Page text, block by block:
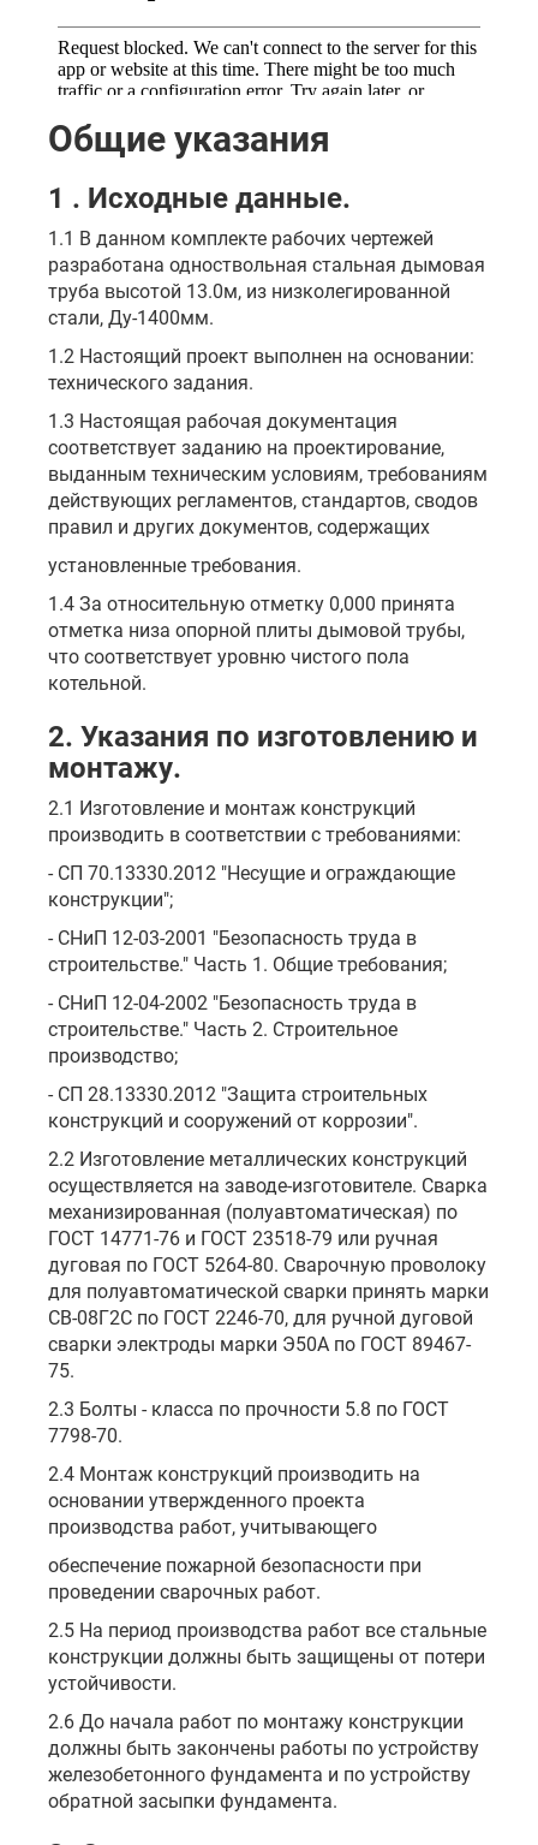
Общие указания
1 . Исходные данные.
1.1 В данном комплекте рабочих чертежей
разработана одноствольная стальная дымовая
труба высотой 13.0м, из низколегированной
стали, Ду-1400мм.
1.2 Настоящий проект выполнен на основании:
технического задания.
1.3 Настоящая рабочая документация
соответствует заданию на проектирование,
выданным техническим условиям, требованиям
действующих регламентов, стандартов, сводов
правил и других документов, содержащих
установленные требования.
1.4 За относительную отметку 0,000 принята
отметка низа опорной плиты дымовой трубы,
что соответствует уровню чистого пола
котельной.
2. Указания по изготовлению и
монтажу.
2.1 Изготовление и монтаж конструкций
производить в соответствии с требованиями:
- СП 70.13330.2012 "Несущие и ограждающие
конструкции";
- СНиП 12-03-2001 "Безопасность труда в
строительстве." Часть 1. Общие требования;
- СНиП 12-04-2002 "Безопасность труда в
строительстве." Часть 2. Строительное
производство;
- СП 28.13330.2012 "Защита строительных
конструкций и сооружений от коррозии".
2.2 Изготовление металлических конструкций
осуществляется на заводе-изготовителе. Сварка
механизированная (полуавтоматическая) по
ГОСТ 14771-76 и ГОСТ 23518-79 или ручная
дуговая по ГОСТ 5264-80. Сварочную проволоку
для полуавтоматической сварки принять марки
СВ-08Г2С по ГОСТ 2246-70, для ручной дуговой
сварки электроды марки Э50А по ГОСТ 89467-
75.
2.3 Болты - класса по прочности 5.8 по ГОСТ
7798-70.
2.4 Монтаж конструкций производить на
основании утвержденного проекта
производства работ, учитывающего
обеспечение пожарной безопасности при
проведении сварочных работ.
2.5 На период производства работ все стальные
конструкции должны быть защищены от потери
устойчивости.
2.6 До начала работ по монтажу конструкции
должны быть закончены работы по устройству
железобетонного фундамента и по устройству
обратной засыпки фундамента.